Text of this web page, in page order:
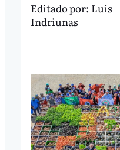
Editado por: Luís
Indriunas